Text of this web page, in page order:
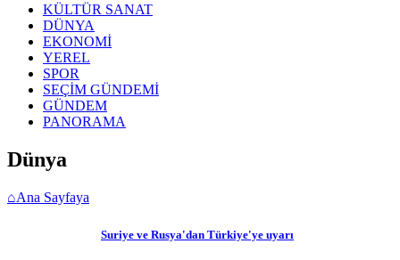
KÜLTÜR SANAT
DÜNYA
EKONOMİ
YEREL
SPOR
SEÇİM GÜNDEMİ
GÜNDEM
PANORAMA
Dünya
⌂Ana Sayfaya
Suriye ve Rusya'dan Türkiye'ye uyarı